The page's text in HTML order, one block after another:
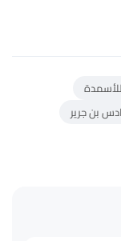
للأسمدة
بن جرير